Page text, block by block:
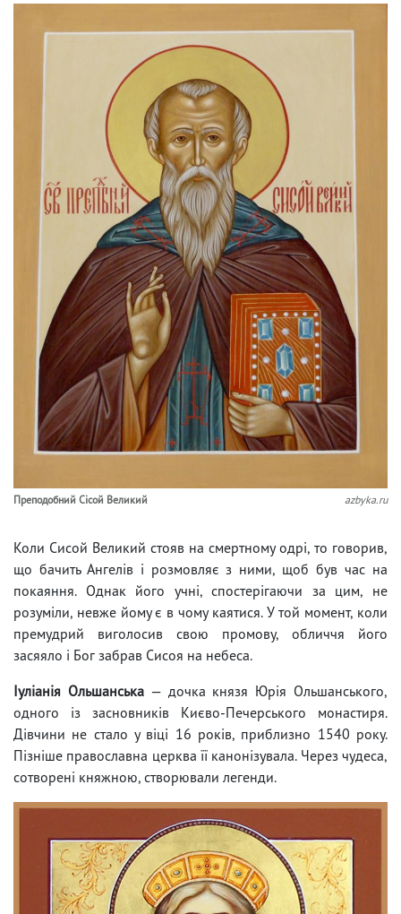
Преподобний Сісой Великий azbyka.ru
Коли Сисой Великий стояв на смертному одрі, то говорив,
що бачить Ангелів і розмовляє з ними, щоб був час на
покаяння. Однак його учні, спостерігаючи за цим, не
розуміли, невже йому є в чому каятися. У той момент, коли
премудрий виголосив свою промову, обличчя його
засяяло і Бог забрав Сисоя на небеса.
Іуліанія Ольшанська— дочка князя Юрія Ольшанського,
одного із засновників Києво-Печерського монастиря.
Дівчини не стало у віці 16 років, приблизно 1540 року.
Пізніше православна церква її канонізувала. Через чудеса,
сотворені княжною, створювали легенди.